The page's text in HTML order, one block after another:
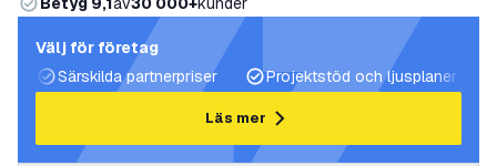
Välj för företag
Särskilda partnerpriser
Projektstöd och ljusplaner
Läs mer